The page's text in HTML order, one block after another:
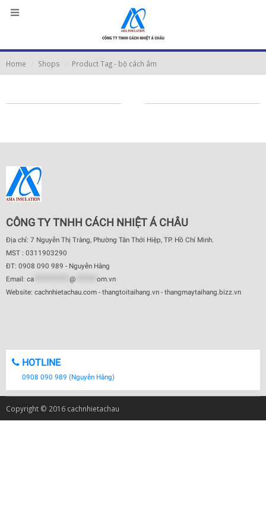
Home Shops Product Tag - bộ cách âm
CÔNG TY TNHH CÁCH NHIỆT Á CHÂU
Địa chỉ: 7 Nguyễn Thị Tràng, Phường Tân Thới Hiệp, TP. Hồ Chí Minh.
MST : 0311903290
ĐT: 0908 090 989 - Nguyễn Hằng
Email: ca @
om.vn
Website: cachnhietachau.com - thangtoitaihang.vn - thangmaytaihang.bizz.vn
HOTLINE
0908 090 989 (Nguyễn Hằng)
Copyright © 2016 cachnhietachau